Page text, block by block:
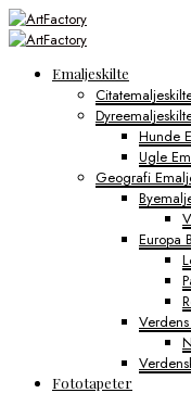
Emaljeskilte
Hunde
Ugle
Geografi
Europa
Fototapeter